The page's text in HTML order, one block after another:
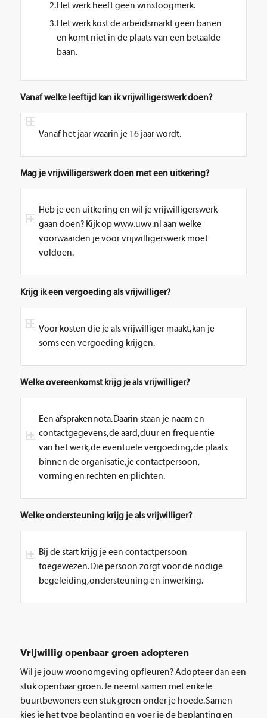
Het werk heeft geen winstoogmerk.
Het werk kost de arbeidsmarkt geen banen
en komt niet in de plaats van een betaalde
baan.
Vanaf welke leeftijd kan ik vrijwilligerswerk doen?
Vanaf het jaar waarin je 16 jaar wordt.
Mag je vrijwilligerswerk doen met een uitkering?
Heb je een uitkering en wil je vrijwilligerswerk
gaan doen? Kijk op www.uwv.nl aan welke
voorwaarden je voor vrijwilligerswerk moet
voldoen.
Krijg ik een vergoeding als vrijwilliger?
Voor kosten die je als vrijwilliger maakt, kan je
soms een vergoeding krijgen.
Welke overeenkomst krijg je als vrijwilliger?
Een afsprakennota. Daarin staan je naam en
contactgegevens, de aard, duur en frequentie
van het werk, de eventuele vergoeding, de plaats
binnen de organisatie, je contactpersoon,
vorming en rechten en plichten.
Welke ondersteuning krijg je als vrijwilliger?
Bij de start krijg je een contactpersoon
toegewezen. Die persoon zorgt voor de nodige
begeleiding, ondersteuning en inwerking.
Vrijwillig openbaar groen adopteren
Wil je jouw woonomgeving opfleuren? Adopteer dan een
stuk openbaar groen. Je neemt samen met enkele
buurtbewoners een stuk groen onder je hoede. Samen
kies je het type beplanting en voer je de beplanting en